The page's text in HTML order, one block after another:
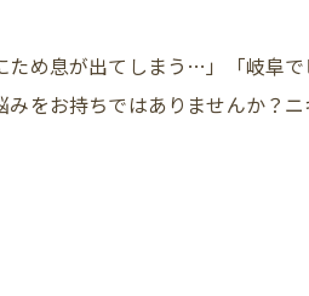
ため息が出てしまう…」「岐阜
をお持ちではありませんか？ニ